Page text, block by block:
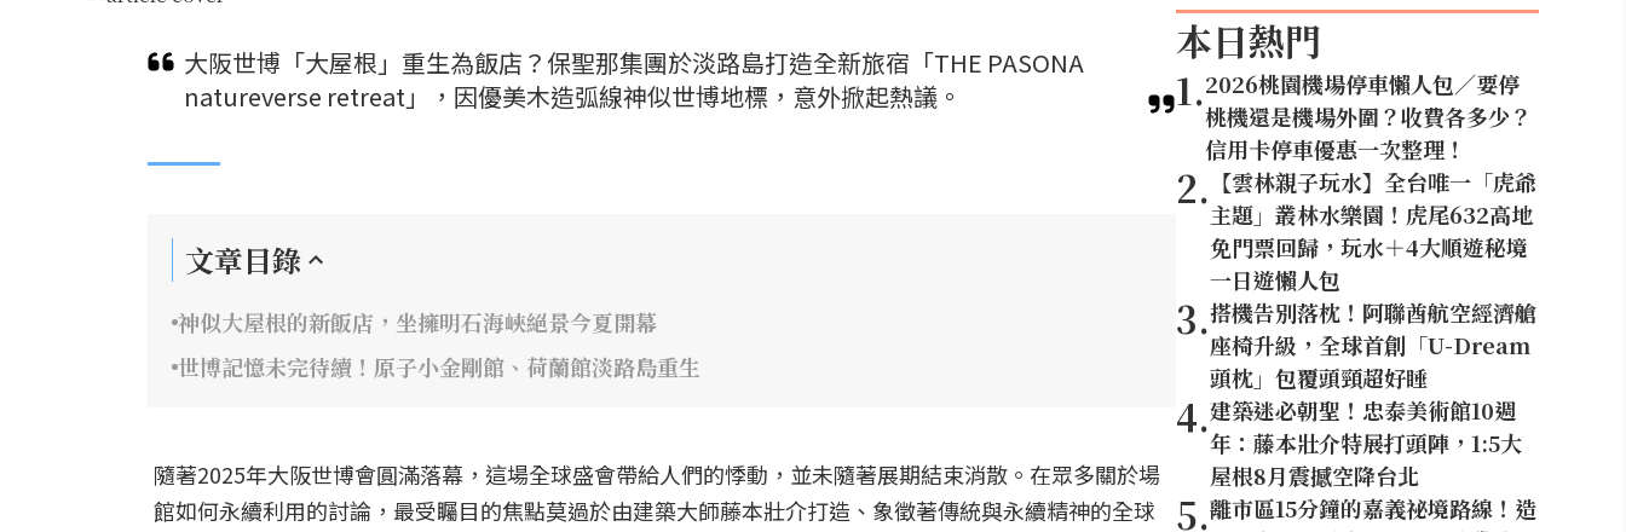
大阪世博「大屋根」重生為飯店？保聖那集團於淡路島打造全新旅宿「THE PASONA
natureverse retreat」，因優美木造弧線神似世博地標，意外掀起熱議。
文章目錄
神似大屋根的新飯店，坐擁明石海峽絕景今夏開幕
世博記憶未完待續！原子小金剛館、荷蘭館淡路島重生
隨著2025年大阪世博會圓滿落幕，這場全球盛會帶給人們的悸動，並未隨著展期結束消散。在眾多關於場
館如何永續利用的討論，最受矚目的焦點莫過於由建築大師藤本壯介打造、象徵著傳統與永續精神的全球
本日熱門
1.2026桃園機場停車懶人包／要停
桃機還是機場外圍？收費各多少？
信用卡停車優惠一次整理！
2. 【雲林親子玩水】全台唯一「虎爺
主題」叢林水樂園！虎尾632高地
免門票回歸，玩水＋4大順遊秘境
一日遊懶人包
3.搭機告別落枕！阿聯酋航空經濟艙
座椅升級，全球首創「U-Dream
頭枕」包覆頭頸超好睡
4.建築迷必朝聖！忠泰美術館10週
年：藤本壯介特展打頭陣，1:5大
屋根8月震撼空降台北
5.離市區15分鐘的嘉義祕境路線！造